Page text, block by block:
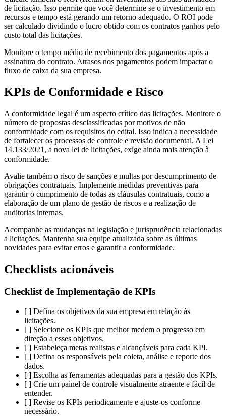
de licitação. Isso permite que você determine se o investimento em
recursos e tempo está gerando um retorno adequado. O ROI pode
ser calculado dividindo o lucro obtido com os contratos ganhos pelo
custo total das licitações.
Monitore o tempo médio de recebimento dos pagamentos após a
assinatura do contrato. Atrasos nos pagamentos podem impactar o
fluxo de caixa da sua empresa.
KPIs de Conformidade e Risco
A conformidade legal é um aspecto crítico das licitações. Monitore o
número de propostas desclassificadas por motivos de não
conformidade com os requisitos do edital. Isso indica a necessidade
de fortalecer os processos de controle e revisão documental. A Lei
14.133/2021, a nova lei de licitações, exige ainda mais atenção à
conformidade.
Avalie também o risco de sanções e multas por descumprimento de
obrigações contratuais. Implemente medidas preventivas para
garantir o cumprimento de todas as cláusulas contratuais, como a
elaboração de um plano de gestão de riscos e a realização de
auditorias internas.
Acompanhe as mudanças na legislação e jurisprudência relacionadas
a licitações. Mantenha sua equipe atualizada sobre as últimas
novidades para evitar erros e garantir a conformidade.
Checklists acionáveis
Checklist de Implementação de KPIs
[ ] Defina os objetivos da sua empresa em relação às
licitações.
[ ] Selecione os KPIs que melhor medem o progresso em
direção a esses objetivos.
[ ] Estabeleça metas realistas e alcançáveis para cada KPI.
[ ] Defina os responsáveis pela coleta, análise e reporte dos
dados.
[ ] Escolha as ferramentas adequadas para a gestão dos KPIs.
[ ] Crie um painel de controle visualmente atraente e fácil de
entender.
[ ] Revise os KPIs periodicamente e ajuste-os conforme
necessário.